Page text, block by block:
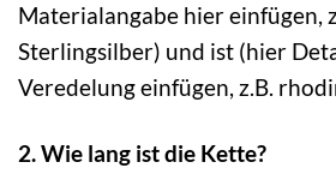
Materialangabe hier einfügen,
Sterlingsilber) und ist (hier
Veredelung einfügen, z.B.
2. Wie lang ist die Kette?